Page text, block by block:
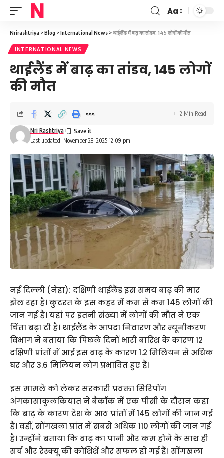
Font
Resizer
Aa
Nrirashtriya >Blog >International News >थाईलैंड में बाढ़ का तांडव, 145 लोगों की मौत
INTERNATIONAL NEWS
थाईलैंड में बाढ़ का तांडव, 145 लोगों
की मौत
Last updated: November 28, 2025 12:09 pm
Nri Rashtriya
2 Min Read
नई दिल्ली (नेहा): दक्षिणी थाईलैंड इस समय बाढ़ की मार
झेल रहा है। कुदरत के इस कहर में कम से कम 145 लोगों की
जान गई है। यहां पर इतनी संख्या में लोगों की मौत ने एक
चिंता बढ़ा दी है। थाईलैंड के आपदा निवारण और न्यूनीकरण
विभाग ने बताया कि पिछले दिनों भारी बारिश के कारण 12
दक्षिणी प्रांतों में आई इस बाढ़ के कारण 1.2 मिलियन से अधिक
घर और 3.6 मिलियन लोग प्रभावित हुए हैं।
इस मामले को लेकर सरकारी प्रवक्ता सिरिपोंग
अंगकासाकुलकियात ने बैंकॉक में एक पीसी के दौरान कहा
कि बाढ़ के कारण देश के आठ प्रांतों में 145 लोगों की जान गई
है। वहीं, सोंगखला प्रांत में सबसे अधिक 110 लोगों की जान गई
है। उन्होंने बताया कि बाढ़ का पानी और कम होने के साथ ही
सर्च और रेस्क्यू की कोशिशें और सफल हो गई हैं। सोंगखला